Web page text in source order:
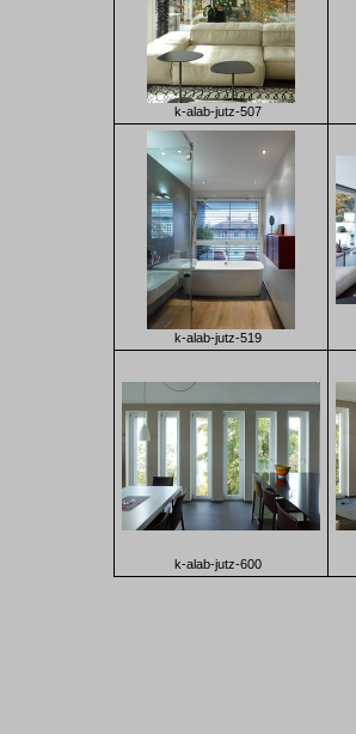
k-alab-jutz-507
k-alab-jutz-519
k-alab-jutz-600